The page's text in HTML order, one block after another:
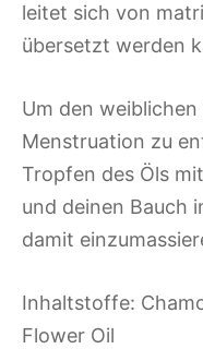
leitet sich von
übersetzt werden
Um den
Menstruation zu
Tropfen des Öls
und deinen Bauch
damit
Inhaltstoffe:
Flower Oil